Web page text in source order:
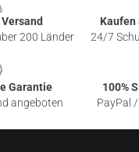
200 Länder
Kaufen
24/7
Garantie
angeboten
100%
PayPal